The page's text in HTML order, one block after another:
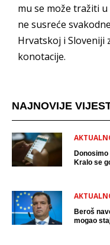
mu se može tražiti
ne susreće
Hrvatskoj i Sloveniji
konotacije.
NAJNOVIJE
Kralo se
Beroš
mogao